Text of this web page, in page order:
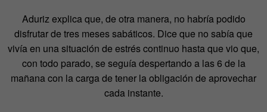
Aduriz explica que, de otra manera, no habría podido
disfrutar de tres meses sabáticos. Dice que no sabía que
vivía en una situación de estrés continuo hasta que vio que,
con todo parado, se seguía despertando a las 6 de la
mañana con la carga de tener la obligación de aprovechar
cada instante.